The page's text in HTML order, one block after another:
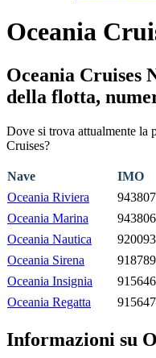
Oceania
Oceania Cruises
della flotta,
Dove si trova attualmente la
Cruises?
Nave IMO
Oceania Riviera
Oceania Marina
Oceania Nautica
Oceania Sirena
Oceania Insignia
Oceania Regatta
Informazioni su